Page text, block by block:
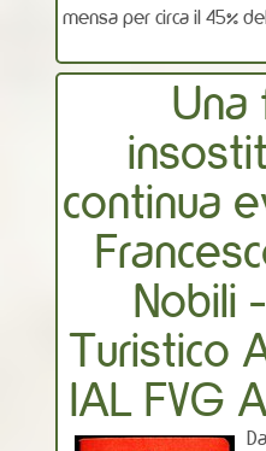
mensa per circa il 45%
Una
continua
Nobili
Turistico
IAL FVG